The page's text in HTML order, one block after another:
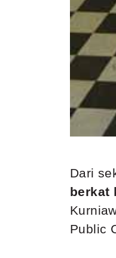
Dari
berkat
Public